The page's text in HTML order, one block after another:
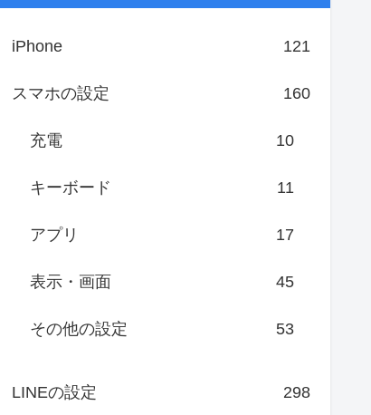
iPhone 121
スマホの設定 160
充電 10
キーボード 11
アプリ 17
表示・画面 45
その他の設定 53
LINEの設定 298